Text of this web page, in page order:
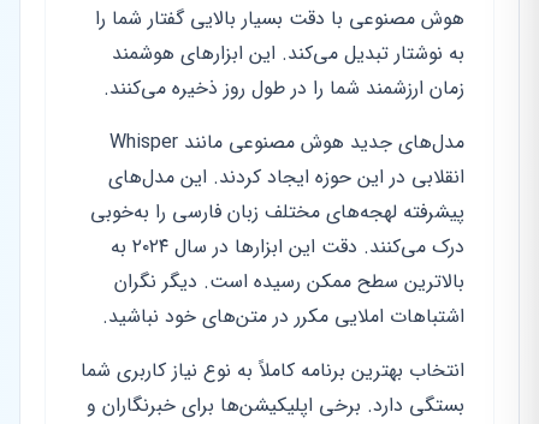
هوش مصنوعی با دقت بسیار بالایی گفتار شما را
به نوشتار تبدیل می‌کند. این ابزارهای هوشمند
زمان ارزشمند شما را در طول روز ذخیره می‌کنند.
مدل‌های جدید هوش مصنوعی مانند Whisper
انقلابی در این حوزه ایجاد کردند. این مدل‌های
پیشرفته لهجه‌های مختلف زبان فارسی را به‌خوبی
درک می‌کنند. دقت این ابزارها در سال ۲۰۲۴ به
بالاترین سطح ممکن رسیده است. دیگر نگران
اشتباهات املایی مکرر در متن‌های خود نباشید.
انتخاب بهترین برنامه کاملاً به نوع نیاز کاربری شما
بستگی دارد. برخی اپلیکیشن‌ها برای خبرنگاران و